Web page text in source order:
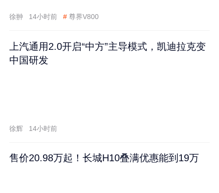
徐翀 14小时前 # 尊界V800
上汽通用2.0开启“中方”主导模式，凯迪拉克变
中国研发
徐辉 14小时前
售价20.98万起！长城H10叠满优惠能到19万